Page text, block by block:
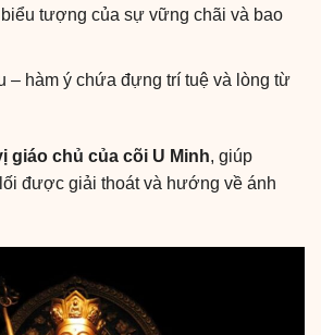
biểu tượng của sự vững chãi và bao
– hàm ý chứa đựng trí tuệ và lòng từ
giáo chủ của cõi U Minh, giúp
được giải thoát và hướng về ánh